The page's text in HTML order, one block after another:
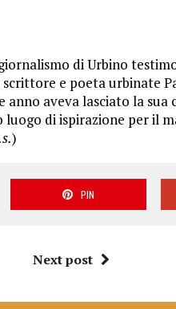
di Urbino
e poeta urbinate
anno aveva lasciato la sua
di ispirazione per il
)
PIN
Next post